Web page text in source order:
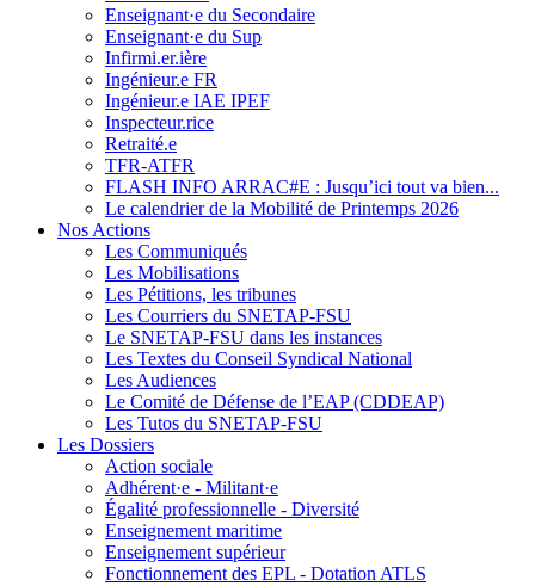
Enseignant·e du Secondaire
Enseignant·e du Sup
Infirmi.er.ière
Ingénieur.e FR
Ingénieur.e IAE IPEF
Inspecteur.rice
Retraité.e
TFR-ATFR
FLASH INFO ARRAC#E : Jusqu’ici tout va bien...
Le calendrier de la Mobilité de Printemps 2026
Nos Actions
Les Communiqués
Les Mobilisations
Les Pétitions, les tribunes
Les Courriers du SNETAP-FSU
Le SNETAP-FSU dans les instances
Les Textes du Conseil Syndical National
Les Audiences
Le Comité de Défense de l’EAP (CDDEAP)
Les Tutos du SNETAP-FSU
Les Dossiers
Action sociale
Adhérent·e - Militant·e
Égalité professionnelle - Diversité
Enseignement maritime
Enseignement supérieur
Fonctionnement des EPL - Dotation ATLS